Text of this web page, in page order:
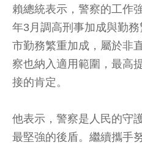
賴總統表示，警察的工作
年3月調高刑事加成與勤
市勤務繁重加成，屬於非
察也納入適用範圍，最高
接的肯定。
他表示，警察是人民的守
最堅強的後盾。繼續攜手